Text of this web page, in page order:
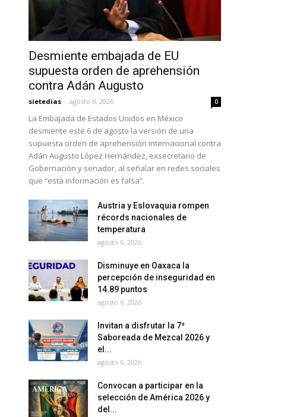
Desmiente embajada de EU
supuesta orden de aprehensión
contra Adán Augusto
sietedias - agosto 6, 2026 0
La Embajada de Estados Unidos en México
desmiente este 6 de agosto la versión de una
supuesta orden de aprehensión internacional contra
Adán Augusto López Hernández, exsecretario de
Gobernación y senador, al señalar en redes sociales
que “esta información es falsa”.
Austria y Eslovaquia rompen
récords nacionales de
temperatura
agosto 6, 2026
Disminuye en Oaxaca la
percepción de inseguridad en
14.89 puntos
agosto 6, 2026
Invitan a disfrutar la 7ª
Saboreada de Mezcal 2026 y
el...
agosto 6, 2026
Convocan a participar en la
selección de América 2026 y
del...